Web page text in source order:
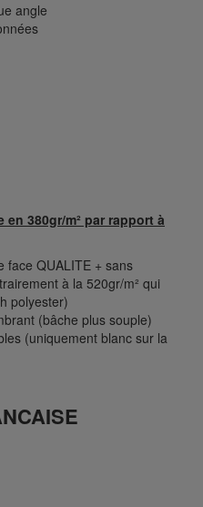
angle
380gr/m² par rapport à
face QUALITE + sans
à la 520gr/m² qui
polyester)
(bâche plus souple)
(uniquement blanc sur la